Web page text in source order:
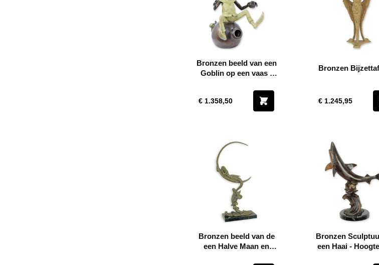
Bronzen beeld van een
Goblin op een vaas -
€ 1.358,50
Bronzen
€ 1.245,95
Bronzen beeld van de
een Halve Maan en
Bronzen
een Haai -